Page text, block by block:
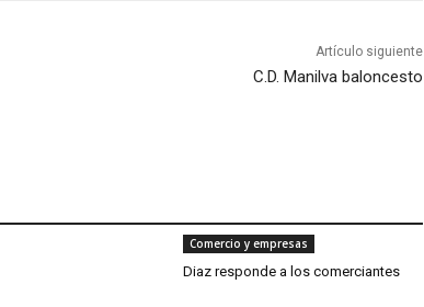
Artículo siguiente
C.D. Manilva baloncesto
Comercio y empresas
Diaz responde a los comerciantes